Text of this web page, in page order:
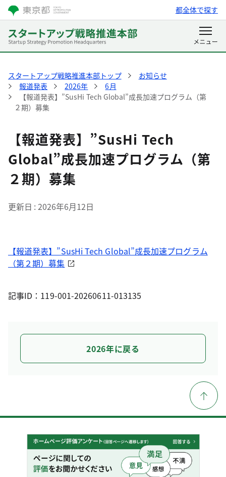
都全体で探す
スタートアップ戦略推進本部トップ
お知らせ
報道発表
2026年
6月
【報道発表】”SusHi Tech Global”成長加速プログラム（第
２期）募集
【報道発表】”SusHi Tech
Global”成長加速プログラム（第
２期）募集
更新日 2026年6月12日
【報道発表】”SusHi Tech Global”成長加速プログラム
（第２期）募集
記事ID：119-001-20260611-013135
2026年に戻る